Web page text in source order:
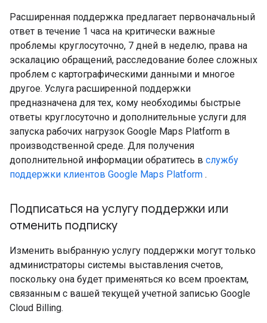
Расширенная поддержка предлагает первоначальный
ответ в течение 1 часа на критически важные
проблемы круглосуточно, 7 дней в неделю, права на
эскалацию обращений, расследование более сложных
проблем с картографическими данными и многое
другое. Услуга расширенной поддержки
предназначена для тех, кому необходимы быстрые
ответы круглосуточно и дополнительные услуги для
запуска рабочих нагрузок Google Maps Platform в
производственной среде. Для получения
дополнительной информации обратитесь в службу
поддержки клиентов Google Maps Platform .
Подписаться на услугу поддержки или
отменить подписку
Изменить выбранную услугу поддержки могут только
администраторы системы выставления счетов,
поскольку она будет применяться ко всем проектам,
связанным с вашей текущей учетной записью Google
Cloud Billing.